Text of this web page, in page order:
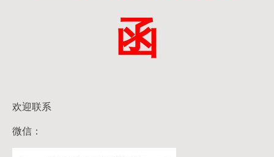
函
欢迎联系
微信：